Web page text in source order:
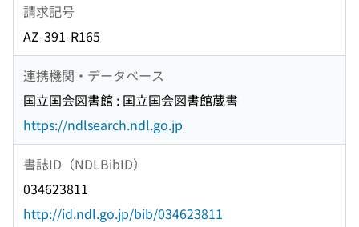
請求記号
AZ-391-R165
連携機関・データベース
国立国会図書館 : 国立国会図書館蔵書
https://ndlsearch.ndl.go.jp
書誌ID（NDLBibID）
034623811
http://id.ndl.go.jp/bib/034623811